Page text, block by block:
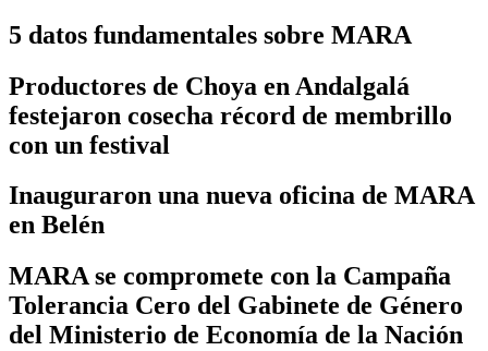
5 datos fundamentales sobre MARA
Productores de Choya en Andalgalá
festejaron cosecha récord de membrillo
con un festival
Inauguraron una nueva oficina de MARA
en Belén
MARA se compromete con la Campaña
Tolerancia Cero del Gabinete de Género
del Ministerio de Economía de la Nación